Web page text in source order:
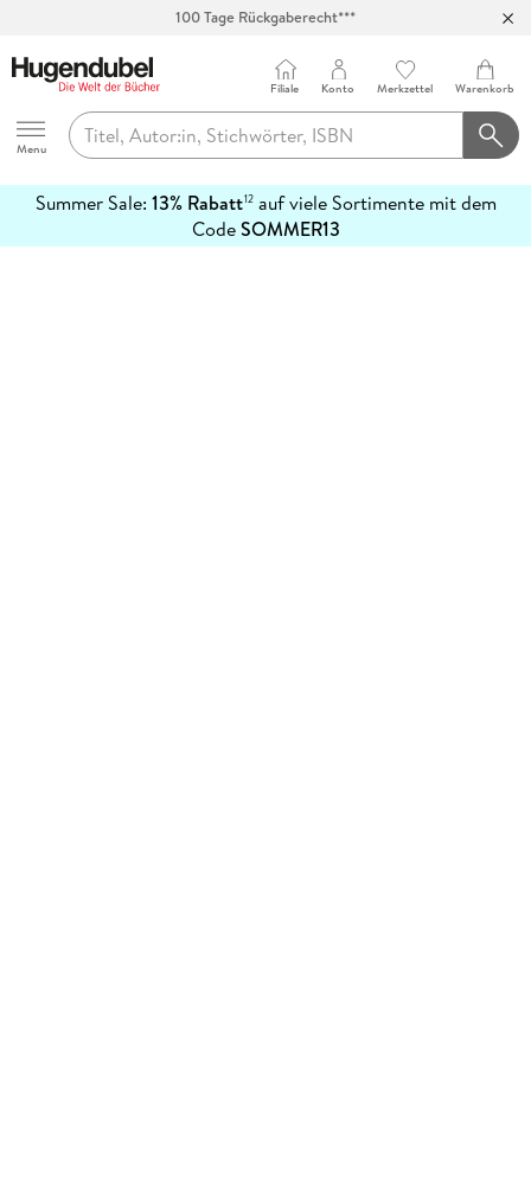
100 Tage Rückgaberecht***
Hugendubel
Menu
Filiale Konto Merkzettel Warenkorb
Summer Sale: 13% Rabatt12auf viele Sortimente mit dem
CodeSOMMER13
erfahren